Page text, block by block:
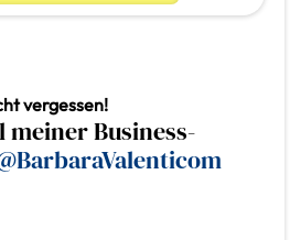
vergessen!
meiner Business-